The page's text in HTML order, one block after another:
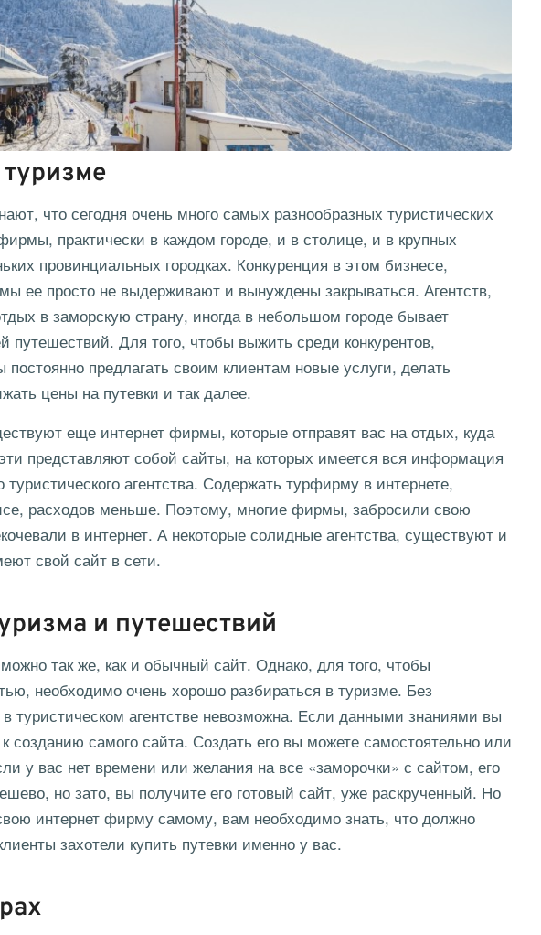
что сегодня очень много самых разнообразных туристических
практически в каждом городе, и в столице, и в крупных
провинциальных городках. Конкуренция в этом бизнесе,
ее просто не выдерживают и вынуждены закрываться. Агентств,
в заморскую страну, иногда в небольшом городе бывает
Для того, чтобы выжить среди конкурентов,
предлагать своим клиентам новые услуги, делать
цены на путевки и так далее.
еще интернет фирмы, которые отправят вас на отдых, куда
представляют собой сайты, на которых имеется вся информация
туристического агентства. Содержать турфирму в интернете,
расходов меньше. Поэтому, многие фирмы, забросили свою
в интернет. А некоторые солидные агентства, существуют и
свой сайт в сети.
и путешествий
так же, как и обычный сайт. Однако, для того, чтобы
необходимо очень хорошо разбираться в туризме. Без
туристическом агентстве невозможна. Если данными знаниями вы
созданию самого сайта. Создать его вы можете самостоятельно или
у вас нет времени или желания на все «заморочки» с сайтом, его
но зато, вы получите его готовый сайт, уже раскрученный. Но
интернет фирму самому, вам необходимо знать, что должно
захотели купить путевки именно у вас.